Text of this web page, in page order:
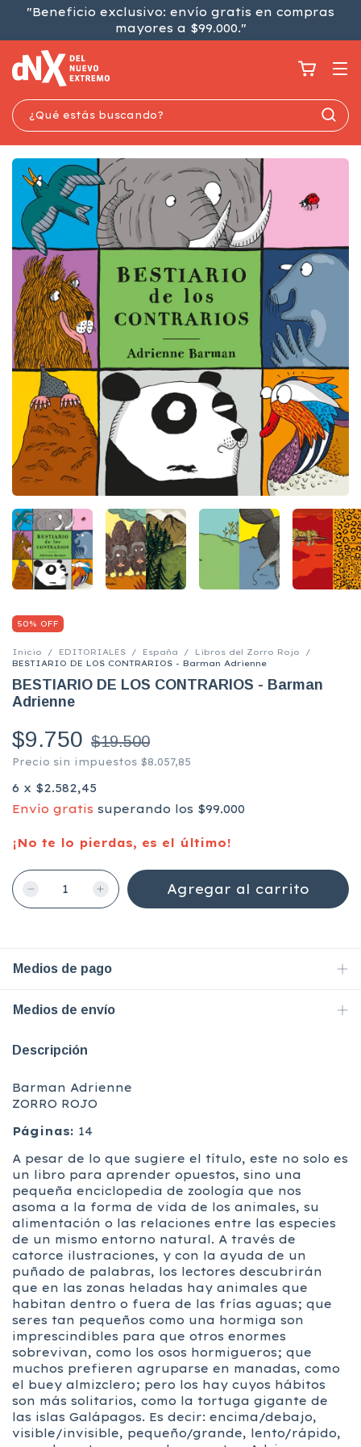
"Beneficio exclusivo: envío gratis en compras
mayores a $99.000."
50% OFF
Inicio / EDITORIALES / España / Libros del Zorro Rojo
/
BESTIARIO DE LOS CONTRARIOS - Barman Adrienne
BESTIARIO DE LOS CONTRARIOS - Barman
Adrienne
$9.750 $19.500
Precio sin impuestos $8.057,85
6 x $2.582,45
Envío gratis superando los $99.000
¡No te lo pierdas, es el último!
Medios de pago
Medios de envío
Descripción
Barman Adrienne
ZORRO ROJO
Páginas: 14
A pesar de lo que sugiere el título, este no solo es
un libro para aprender opuestos, sino una
pequeña enciclopedia de zoología que nos
asoma a la forma de vida de los animales, su
alimentación o las relaciones entre las especies
de un mismo entorno natural. A través de
catorce ilustraciones, y con la ayuda de un
puñado de palabras, los lectores descubrirán
que en las zonas heladas hay animales que
habitan dentro o fuera de las frías aguas; que
seres tan pequeños como una hormiga son
imprescindibles para que otros enormes
sobrevivan, como los osos hormigueros; que
muchos prefieren agruparse en manadas, como
el buey almizclero; pero los hay cuyos hábitos
son más solitarios, como la tortuga gigante de
las islas Galápagos. Es decir: encima/debajo,
visible/invisible, pequeño/grande, lento/rápido,